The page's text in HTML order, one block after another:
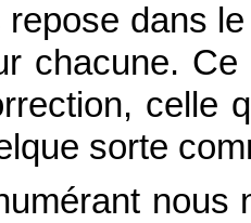
repose dans
chacune.
celle
sorte
nous